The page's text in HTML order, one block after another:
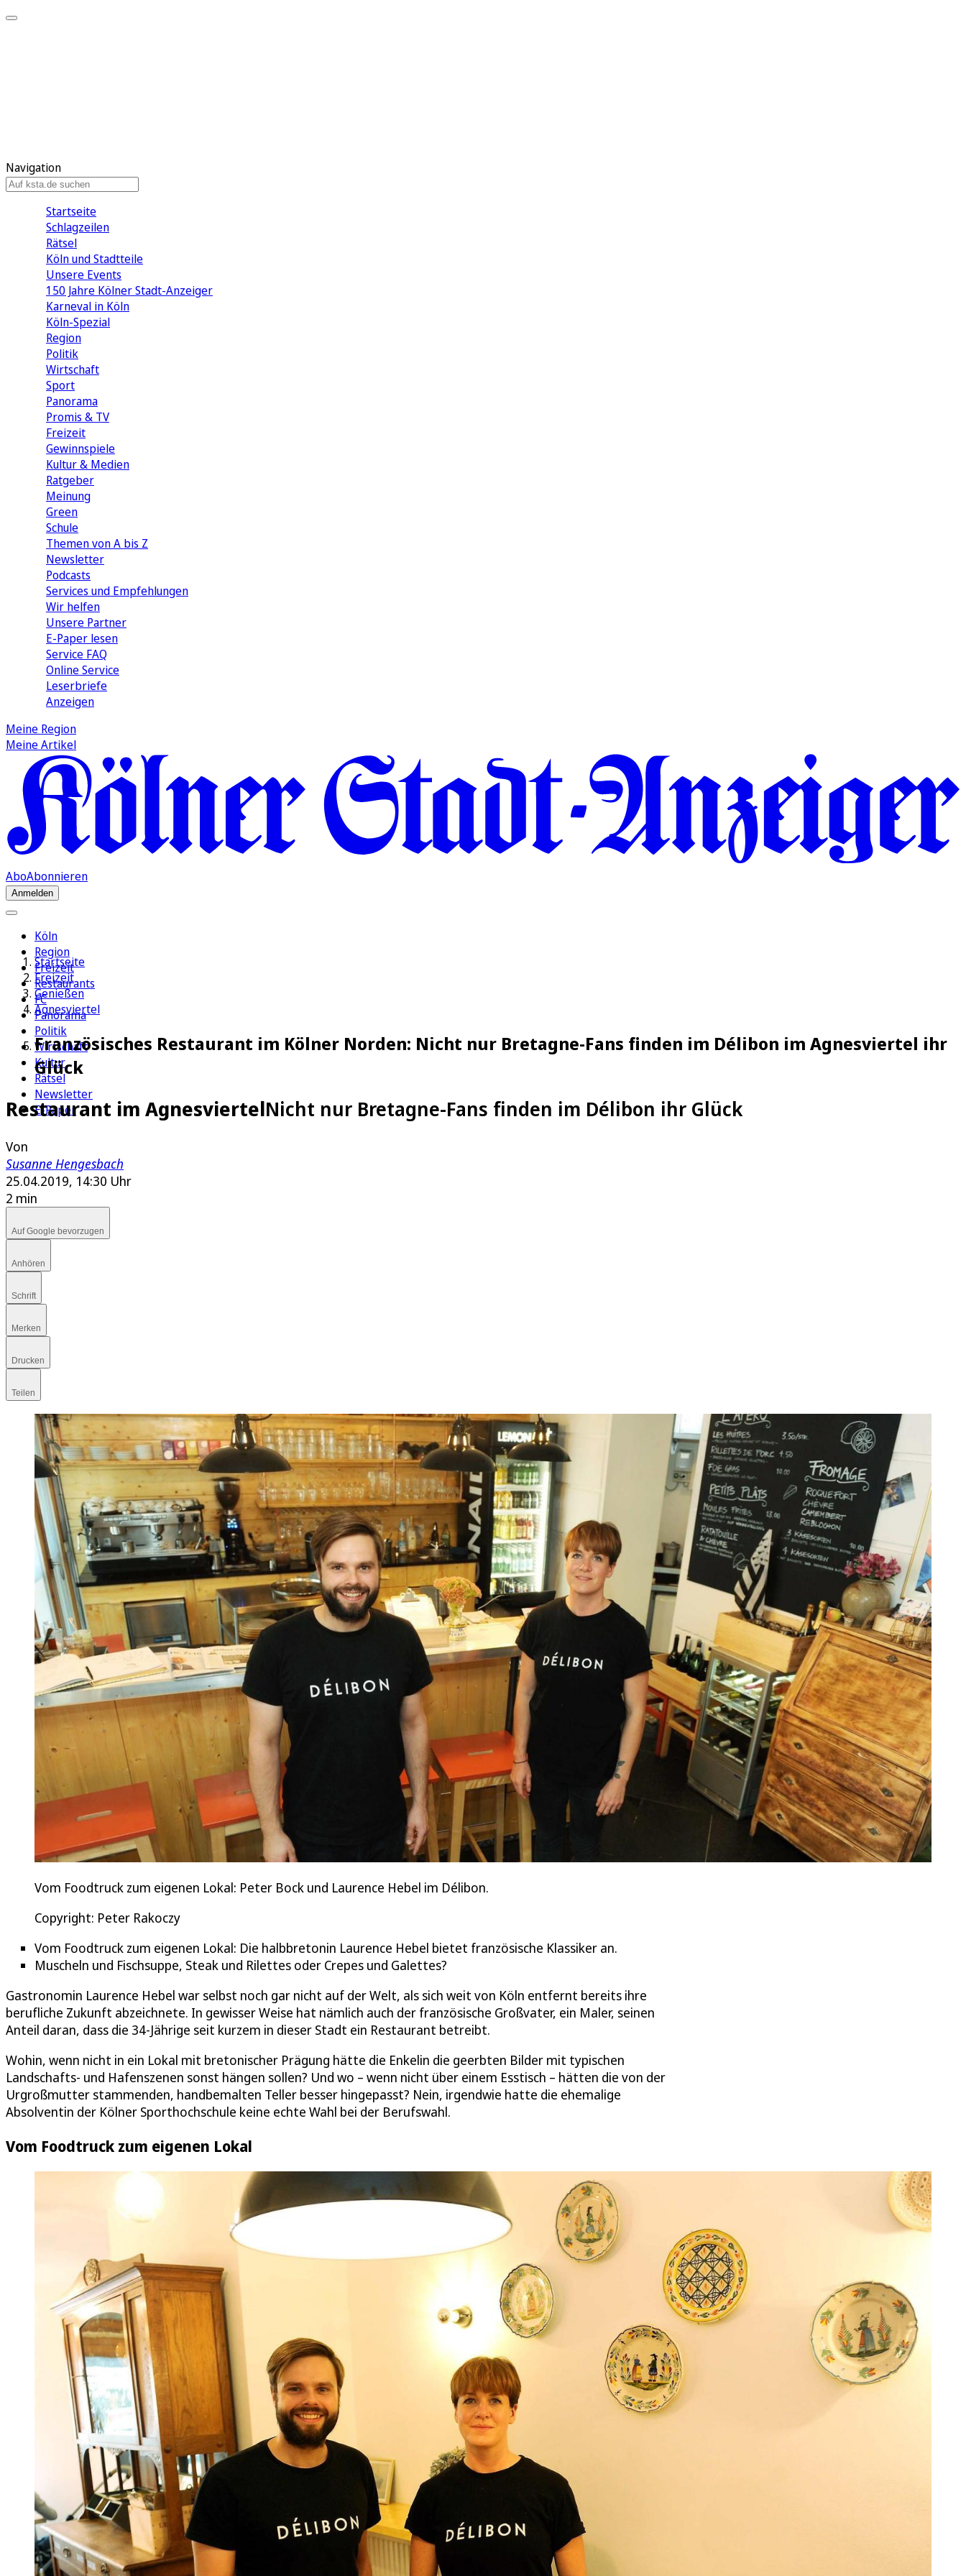
Navigation
Startseite
Schlagzeilen
Rätsel
Köln und Stadtteile
Unsere Events
150 Jahre Kölner Stadt-Anzeiger
Karneval in Köln
Köln-Spezial
Region
Politik
Wirtschaft
Sport
Panorama
Promis & TV
Freizeit
Gewinnspiele
Kultur & Medien
Ratgeber
Meinung
Green
Schule
Themen von A bis Z
Newsletter
Podcasts
Services und Empfehlungen
Wir helfen
Unsere Partner
E-Paper lesen
Service FAQ
Online Service
Leserbriefe
Anzeigen
Meine Region
Meine Artikel
AboAbonnieren
Anmelden
Köln
Region
Freizeit
Restaurants
FC
Panorama
Politik
Wirtschaft
Kultur
Rätsel
Newsletter
E-Paper
Startseite
Freizeit
Genießen
Agnesviertel
Französisches Restaurant im Kölner Norden: Nicht nur Bretagne-Fans finden im Délibon im Agnesviertel ihr
Glück
Restaurant im AgnesviertelNicht nur Bretagne-Fans finden im Délibon ihr Glück
Von
Susanne Hengesbach
25.04.2019, 14:30 Uhr
2 min
Auf Google bevorzugen
Anhören
Schrift
Merken
Drucken
Teilen
Vom Foodtruck zum eigenen Lokal: Peter Bock und Laurence Hebel im Délibon.
Copyright: Peter Rakoczy
Vom Foodtruck zum eigenen Lokal: Die halbbretonin Laurence Hebel bietet französische Klassiker an.
Muscheln und Fischsuppe, Steak und Rilettes oder Crepes und Galettes?
Gastronomin Laurence Hebel war selbst noch gar nicht auf der Welt, als sich weit von Köln entfernt bereits ihre
berufliche Zukunft abzeichnete. In gewisser Weise hat nämlich auch der französische Großvater, ein Maler, seinen
Anteil daran, dass die 34-Jährige seit kurzem in dieser Stadt ein Restaurant betreibt.
Wohin, wenn nicht in ein Lokal mit bretonischer Prägung hätte die Enkelin die geerbten Bilder mit typischen
Landschafts- und Hafenszenen sonst hängen sollen? Und wo – wenn nicht über einem Esstisch – hätten die von der
Urgroßmutter stammenden, handbemalten Teller besser hingepasst? Nein, irgendwie hatte die ehemalige
Absolventin der Kölner Sporthochschule keine echte Wahl bei der Berufswahl.
Vom Foodtruck zum eigenen Lokal